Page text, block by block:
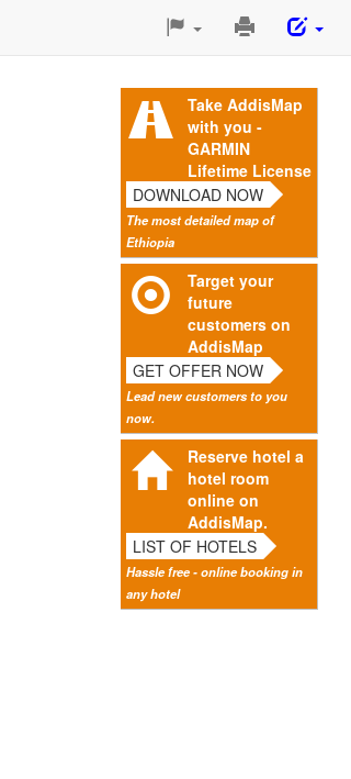
Print
Page
Take AddisMap
with you -
GARMIN
Lifetime License
DOWNLOAD NOW
The most detailed map of
Ethiopia
Target your
future
customers on
AddisMap
GET OFFER NOW
Lead new customers to you
now.
Reserve hotel a
hotel room
online on
AddisMap.
LIST OF HOTELS
Hassle free - online booking in
any hotel